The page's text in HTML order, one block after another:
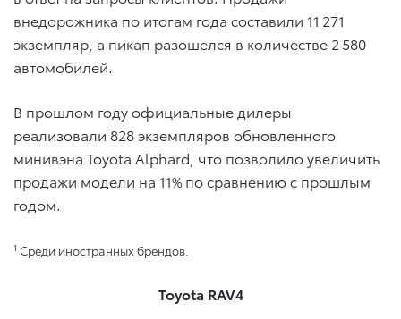
внедорожника по итогам года составили 11 271
экземпляр, а пикап разошелся в количестве 2 580
автомобилей.
В прошлом году официальные дилеры
реализовали 828 экземпляров обновленного
минивэна Toyota Alphard, что позволило увеличить
продажи модели на 11% по сравнению с прошлым
годом.
1 Среди иностранных брендов.
Toyota RAV4